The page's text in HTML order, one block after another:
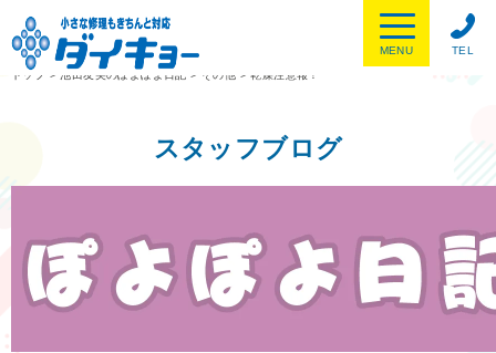
TEL
MENU
トップ
> 池田友美のぽよぽよ日記 > その他 >乾燥注意報！
スタッフブログ